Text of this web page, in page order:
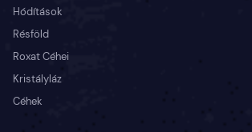
Hódítások
Résföld
Roxat Céhei
Kristályláz
Céhek